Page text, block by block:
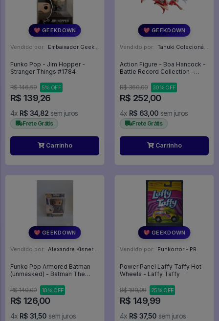
💖 GEEKDOWN
Vendido por: Embaixador Geek - SP
Funko Pop - Jim Hopper -
Stranger Things #1784
R$ 146,59 5% OFF
R$ 139,26
4x R$ 34,82 sem juros
Frete Grátis
Carrinho
💖 GEEKDOWN
Vendido por: Tanuki Colecionáveis - SP
Action Figure - Boa Hancock -
Battle Record Collection -
R$ 360,00
30% OFF
R$ 252,00
4x R$ 63,00 sem juros
Frete Grátis
Carrinho
💖 GEEKDOWN
Vendido por: Alexandre Kisner - PR
Funko Pop Armored Batman
(unmasked) - Batman The
R$ 140,00
10% OFF
R$ 126,00
4x R$ 31,50 sem juros
💖 GEEKDOWN
Vendido por: Funkorror - PR
Power Panel Laffy Taffy Hot
Wheels - Laffy Taffy
R$ 199,99 25% OFF
R$ 149,99
4x R$ 37,50 sem juros